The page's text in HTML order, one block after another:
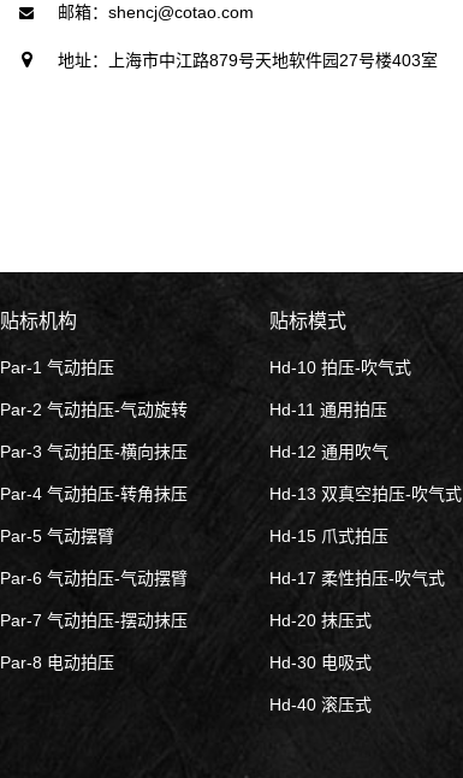
邮箱：shencj@cotao.com
地址：上海市中江路879号天地软件园27号楼403室
贴标机构
Par-1 气动拍压
Par-2 气动拍压-气动旋转
Par-3 气动拍压-横向抹压
Par-4 气动拍压-转角抹压
Par-5 气动摆臂
Par-6 气动拍压-气动摆臂
Par-7 气动拍压-摆动抹压
Par-8 电动拍压
贴标模式
Hd-10 拍压-吹气式
Hd-11 通用拍压
Hd-12 通用吹气
Hd-13 双真空拍压-吹气式
Hd-15 爪式拍压
Hd-17 柔性拍压-吹气式
Hd-20 抹压式
Hd-30 电吸式
Hd-40 滚压式